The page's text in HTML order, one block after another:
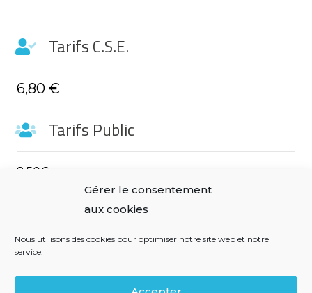
Gérer le consentement
aux cookies
Nous utilisons des cookies pour optimiser notre site web et notre
service.
Tarifs C.S.E.
6,80 €
Tarifs Public
8,50€
Observations
Tarif – de 16 ans : 6.50€